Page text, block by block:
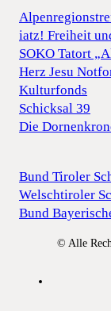
iatz! Freiheit
SOKO Tatort
Herz Jesu
Kulturfonds
Schicksal 39
Die
Bund Tiroler
Welschtiroler
Bund
© Alle